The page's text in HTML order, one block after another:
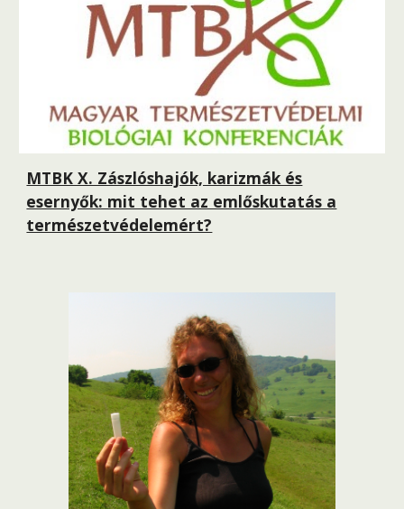
MTBK X. Zászlóshajók, karizmák és
esernyők: mit tehet az emlőskutatás a
természetvédelemért?